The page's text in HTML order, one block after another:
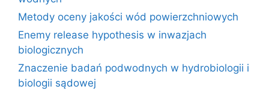
Metody oceny jakości wód powierzchniowych
Enemy release hypothesis w inwazjach
biologicznych
Znaczenie badań podwodnych w hydrobiologii i
biologii sądowej